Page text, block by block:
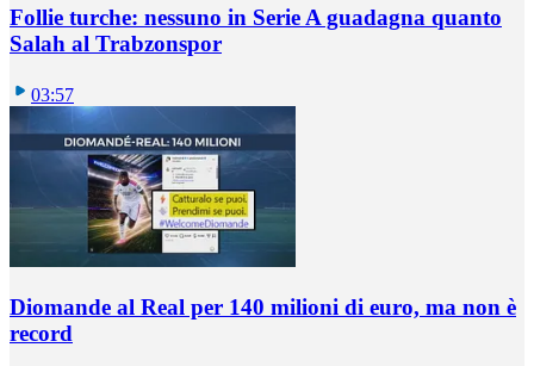
Follie turche: nessuno in Serie A guadagna quanto
Salah al Trabzonspor
03:57
Diomande al Real per 140 milioni di euro, ma non è
record